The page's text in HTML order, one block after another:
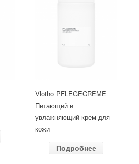
Vlotho PFLEGECREME
Питающий и
увлажняющий крем для
кожи
Подробнее